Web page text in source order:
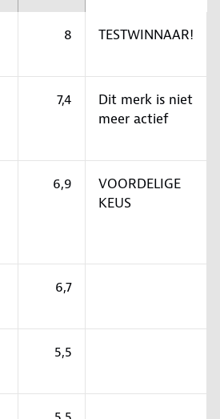
8 TESTWINNAAR!
7,4
Dit merk is niet
meer actief
6,9
VOORDELIGE
KEUS
6,7
5,5